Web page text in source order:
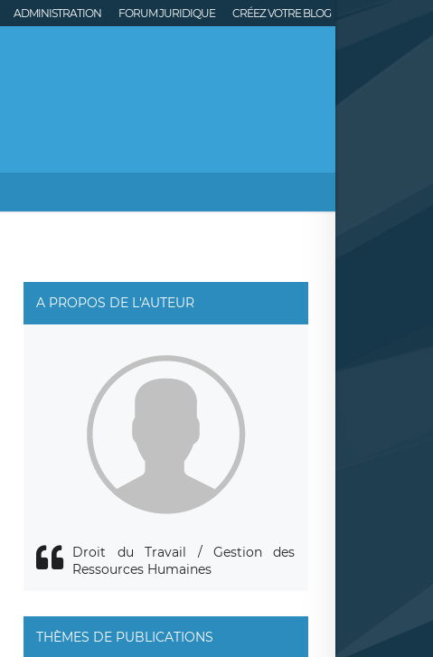
ADMINISTRATION FORUM JURIDIQUE CRÉEZ VOTRE BLOG
A PROPOS DE L'AUTEUR
Droit du Travail / Gestion des
Ressources Humaines
THÈMES DE PUBLICATIONS